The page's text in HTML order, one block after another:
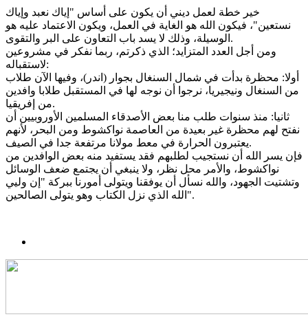
خير خطة لعمل ديني أن يكون على أساس "إياك نعبد وإياك
نستعين"، فيكون الله هو الغاية في العمل، ويكون الاعتماد عليه هو
الوسيلة، وذلك لا يسد باب التعاون على البر والتقوى.
ومن أجل العدد المتزايد؛ الذي ذكرتم، ربما نفكر في مشروعين
لاستقباله:
أولا: محظرة بدأت في شمال السنغال بجوار (اندر)، وفيها الآن طلاب
من السنغال ونيجيريا، نرجوا أن نوجه لها في المستقبل طلابا وافدين
من إفريقيا.
ثانيا: منذ سنوات طلب منا بعض الأصدقاء المسلمين الأوروبيين أن
نفتح لهم محظرة غير بعيدة من العاصمة نواكشوط ومن البحر، لأنهم
يعتبرون الحرارة في معط مولانا مرتفعة جدا في الصيف.
فإن يسر الله أن نستجيب لطلبهم فقد يستفيد منه بعض الوافدين من
نواكشوط، والأمر محل نظر، ولا ينبغي أن يجتمع ضعف الوسائل
وتشتيت الجهود، والله نسأل أن يوفقنا ويتولى أمورنا ببركة "إن وليي
الله الذي نزل الكتاب وهو يتولى الصالحين".